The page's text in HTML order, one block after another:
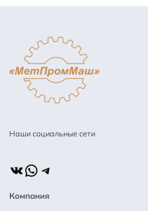
Наши социальные сети
ВКонтакте
WhatsApp
Telegram
Компания